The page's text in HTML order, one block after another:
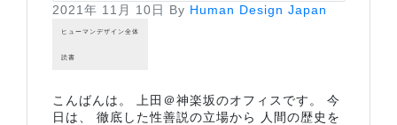
2021年 11月 10日 By Human Design Japan
ヒューマンデザイン全体
読書
こんばんは。 上田＠神楽坂のオフィスです。 今
日は、 徹底した性善説の立場から 人間の歴史を